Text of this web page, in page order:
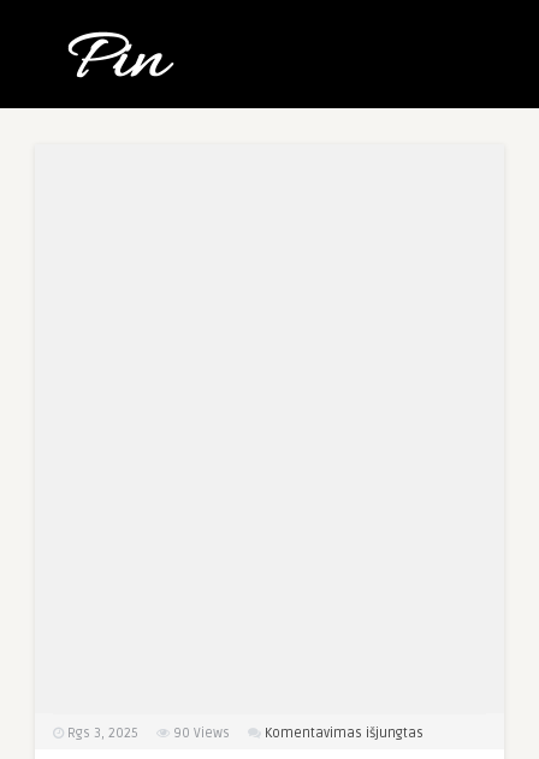
Rgs 3, 2025 90 Views Komentavimas išjungtas